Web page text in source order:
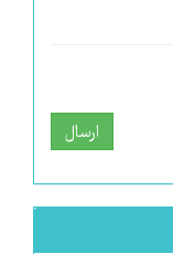
ارسال